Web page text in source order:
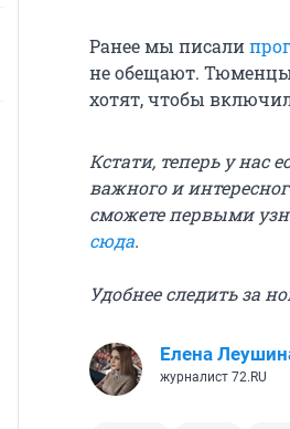
Ранее мы писали
не обещают.
хотят, чтобы
Кстати, теперь у нас
важного и
сможете первыми
сюда.
Удобнее следить за
Елена
журналист 72.RU